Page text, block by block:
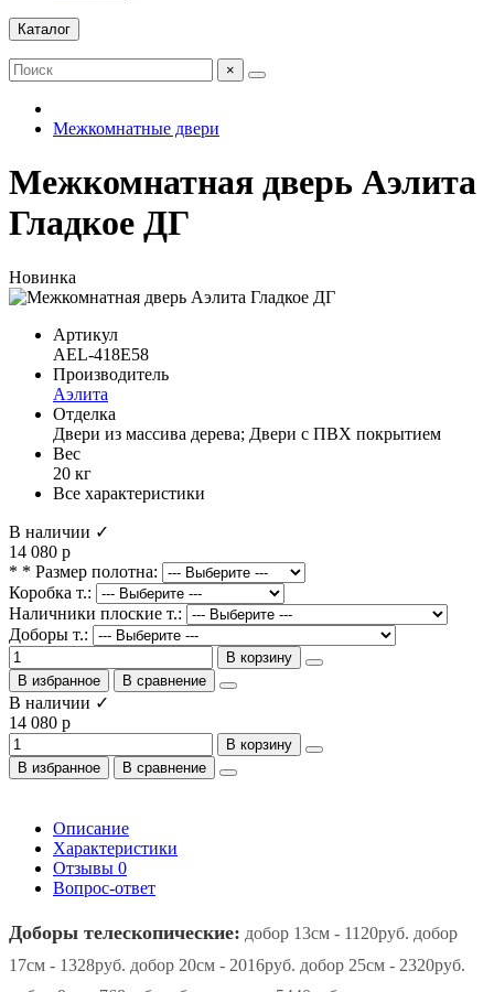
Каталог
×
Межкомнатные двери
Межкомнатная дверь Аэлита
Гладкое ДГ
Новинка
Артикул
AEL-418E58
Производитель
Аэлита
Отделка
Двери из массива дерева; Двери с ПВХ покрытием
Вес
20 кг
Все характеристики
В наличии ✓
14 080 р
* * Размер полотна:
Коробка т.:
Наличники плоские т.:
Доборы т.:
В корзину
В избранное
В сравнение
В наличии ✓
14 080 р
В корзину
В избранное
В сравнение
Описание
Характеристики
Отзывы 0
Вопрос-ответ
Доборы телескопические: добор 13см - 1120руб. добор
17см - 1328руб. добор 20см - 2016руб. добор 25см - 2320руб.